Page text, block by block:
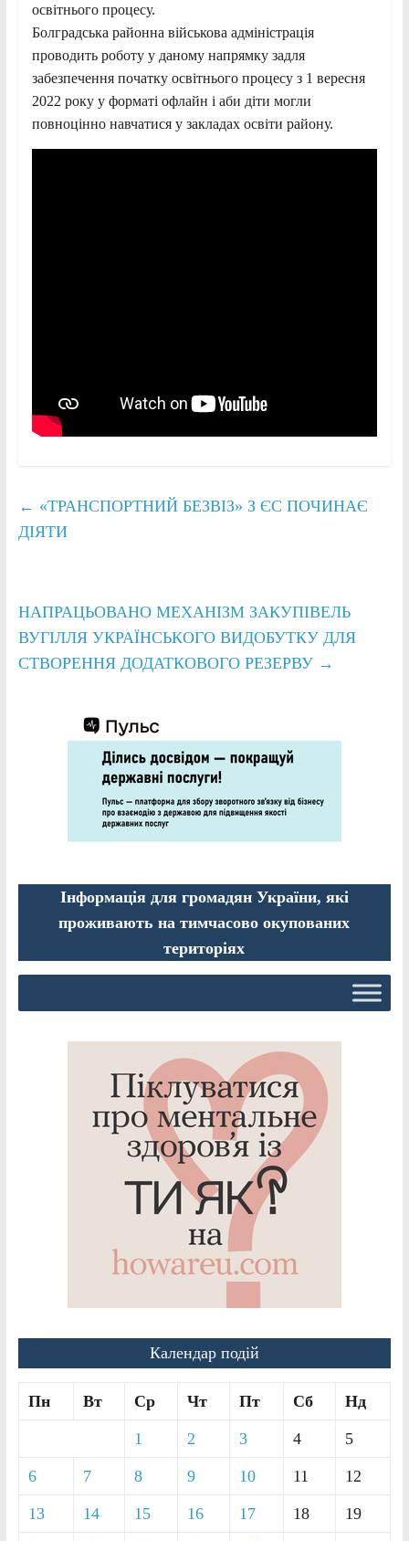
освітнього процесу.
Болградська районна військова адміністрація
проводить роботу у даному напрямку задля
забезпечення початку освітнього процесу з 1 вересня
2022 року у форматі офлайн і аби діти могли
повноцінно навчатися у закладах освіти району.
← «ТРАНСПОРТНИЙ БЕЗВІЗ» З ЄС ПОЧИНАЄ
ДІЯТИ
НАПРАЦЬОВАНО МЕХАНІЗМ ЗАКУПІВЕЛЬ
ВУГІЛЛЯ УКРАЇНСЬКОГО ВИДОБУТКУ ДЛЯ
СТВОРЕННЯ ДОДАТКОВОГО РЕЗЕРВУ →
Інформація для громадян України, які
проживають на тимчасово окупованих
територіях
Календар подій
Пн Вт Ср Чт Пт Сб Нд
1 2 3 4 5
6 7 8 9 10 11 12
13 14 15 16 17 18 19